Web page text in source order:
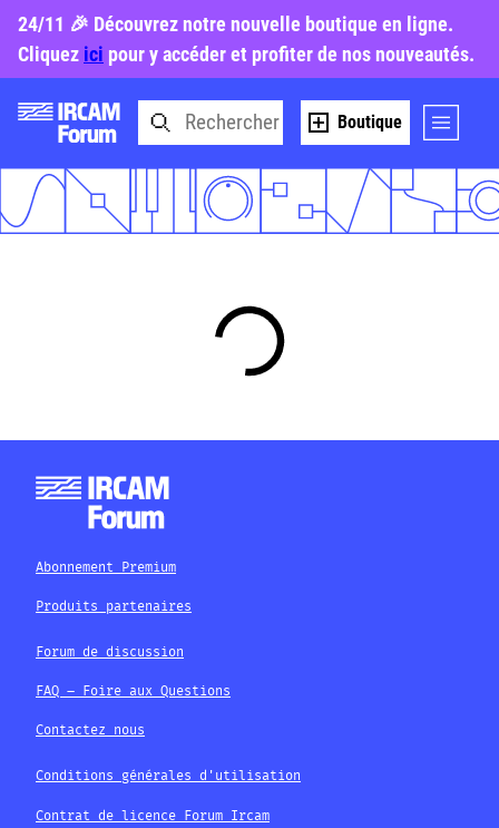
24/11 🎉 Découvrez notre nouvelle boutique en ligne.
Cliquez ici pour y accéder et profiter de nos nouveautés.
Boutique
Abonnement Premium
Produits partenaires
Forum de discussion
FAQ – Foire aux Questions
Contactez nous
Conditions générales d'utilisation
Contrat de licence Forum Ircam